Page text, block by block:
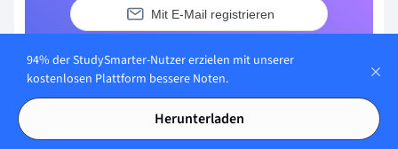
Mit E-Mail registrieren
Du hast bereits ein Konto? Anmelden
94% der StudySmarter-Nutzer erzielen mit unserer
kostenlosen Plattform bessere Noten.
Herunterladen